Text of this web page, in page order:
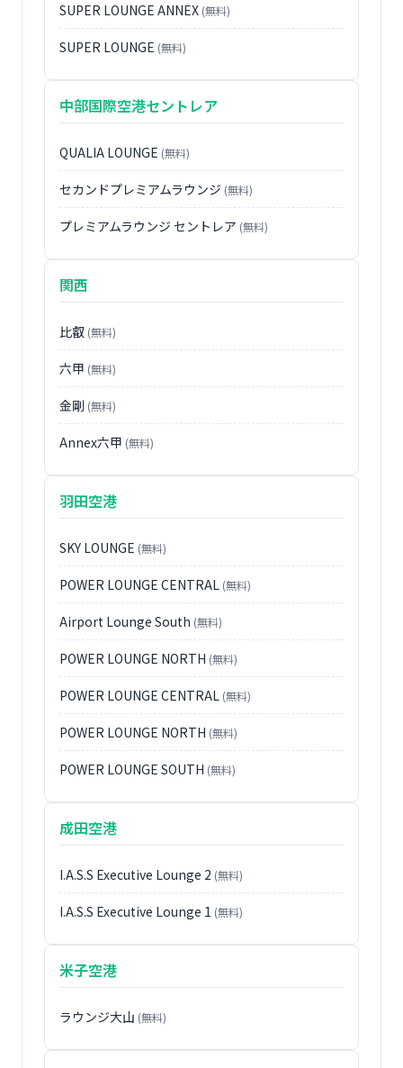
SUPER LOUNGE ANNEX (無料)
SUPER LOUNGE (無料)
中部国際空港セントレア
QUALIA LOUNGE (無料)
セカンドプレミアムラウンジ (無料)
プレミアムラウンジ セントレア (無料)
関西
比叡 (無料)
六甲 (無料)
金剛 (無料)
Annex六甲 (無料)
羽田空港
SKY LOUNGE (無料)
POWER LOUNGE CENTRAL (無料)
Airport Lounge South (無料)
POWER LOUNGE NORTH (無料)
POWER LOUNGE CENTRAL (無料)
POWER LOUNGE NORTH (無料)
POWER LOUNGE SOUTH (無料)
成田空港
I.A.S.S Executive Lounge 2 (無料)
I.A.S.S Executive Lounge 1 (無料)
米子空港
ラウンジ大山 (無料)